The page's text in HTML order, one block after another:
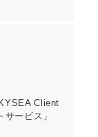
Client
ービス」